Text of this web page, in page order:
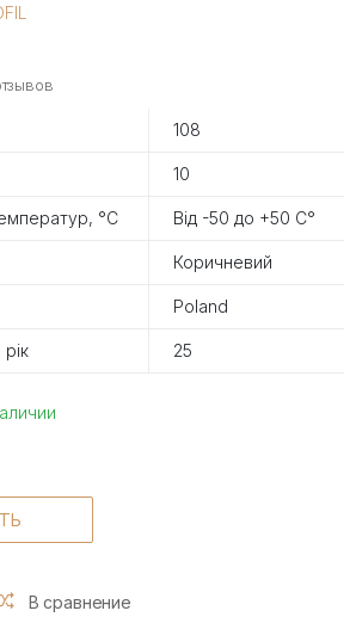
108
10
°С Від -50 до +50 С°
Коричневий
Poland
25
В сравнение